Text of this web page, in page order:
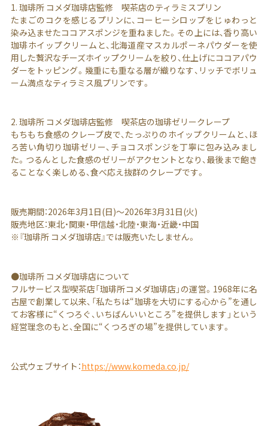
1. 珈琲所 コメダ珈琲店監修 喫茶店のティラミスプリン
たまごのコクを感じるプリンに、コーヒーシロップをじゅわっと
染み込ませたココアスポンジを重ねました。その上には、香り高い
珈琲ホイップクリームと、北海道産マスカルポーネパウダーを使
用した贅沢なチーズホイップクリームを絞り、仕上げにココアパウ
ダーをトッピング。幾重にも重なる層が織りなす、リッチでボリュ
ーム満点なティラミス風プリンです。
2. 珈琲所 コメダ珈琲店監修 喫茶店の珈琲ゼリークレープ
もちもち食感のクレープ皮で、たっぷりのホイップクリームと、ほ
ろ苦い角切り珈琲ゼリー、チョコスポンジを丁寧に包み込みまし
た。つるんとした食感のゼリーがアクセントとなり、最後まで飽き
ることなく楽しめる、食べ応え抜群のクレープです。
販売期間：2026年3月1日(日)～2026年3月31日(火)
販売地区：東北・関東・甲信越・北陸・東海・近畿・中国
※『珈琲所 コメダ珈琲店』では販売いたしません。
●珈琲所 コメダ珈琲店について
フルサービス型喫茶店「珈琲所コメダ珈琲店」の運営。1968年に名
古屋で創業して以来、「私たちは“珈琲を大切にする心から”を通し
てお客様に“くつろぐ、いちばんいいところ”を提供します」という
経営理念のもと、全国に“くつろぎの場”を提供しています。
公式ウェブサイト：https://www.komeda.co.jp/